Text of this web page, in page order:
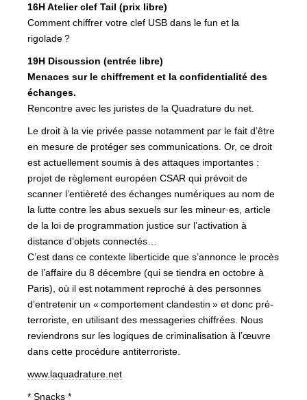
16H Atelier clef Tail (prix libre)
Comment chiffrer votre clef USB dans le fun et la
rigolade?
19H Discussion (entrée libre)
Menaces sur le chiffrement et la confidentialité des
échanges.
Rencontre avec les juristes de la Quadrature du net.
Le droit à la vie privée passe notamment par le fait d’être
en mesure de protéger ses communications. Or, ce droit
est actuellement soumis à des attaques importantes :
projet de règlement européen CSAR qui prévoit de
scanner l’entièreté des échanges numériques au nom de
la lutte contre les abus sexuels sur les mineur·es, article
de la loi de programmation justice sur l’activation à
distance d’objets connectés…
C’est dans ce contexte liberticide que s’annonce le procès
de l’affaire du 8 décembre (qui se tiendra en octobre à
Paris), où il est notamment reproché à des personnes
d’entretenir un « comportement clandestin » et donc pré-
terroriste, en utilisant des messageries chiffrées. Nous
reviendrons sur les logiques de criminalisation à l’œuvre
dans cette procédure antiterroriste.
www.laquadrature.net
* Snacks *